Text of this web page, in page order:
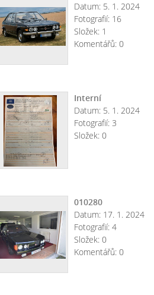
Datum: 5. 1. 2024
Fotografií: 16
Složek: 1
Komentářů: 0
Interní
Datum: 5. 1. 2024
Fotografií: 3
Složek: 0
010280
Datum: 17. 1. 2024
Fotografií: 4
Složek: 0
Komentářů: 0